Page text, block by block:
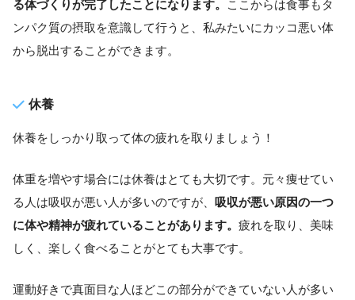
る体づくりが完了したことになります。
ここからは食事もタ
ンパク質の摂取を意識して行うと、私みたいにカッコ悪い体
から脱出することができます。
休養
休養をしっかり取って体の疲れを取りましょう！
体重を増やす場合には休養はとても大切です。元々痩せてい
る人は吸収が悪い人が多いのですが、 吸収が悪い原因の一つ
に体や精神が疲れていることがあります。 疲れを取り、美味
しく、楽しく食べることがとても大事です。
運動好きで真面目な人ほどこの部分ができていない人が多い